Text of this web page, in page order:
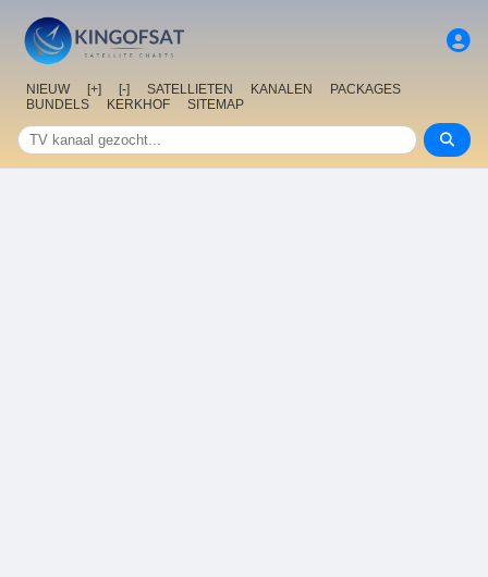
NIEUW [+] [-] SATELLIETEN KANALEN
PACKAGES
BUNDELS
KERKHOF SITEMAP